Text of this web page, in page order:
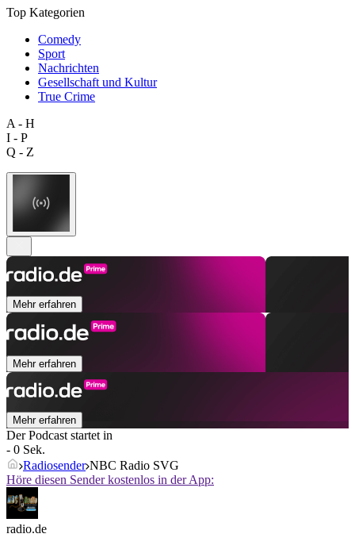
Top Kategorien
Comedy
Sport
Nachrichten
Gesellschaft und Kultur
True Crime
A - H
I - P
Q - Z
Mehr erfahren
Mehr erfahren
Mehr erfahren
Der Podcast startet in
- 0 Sek.
Radiosender NBC Radio SVG
Höre diesen Sender kostenlos in der App:
radio.de